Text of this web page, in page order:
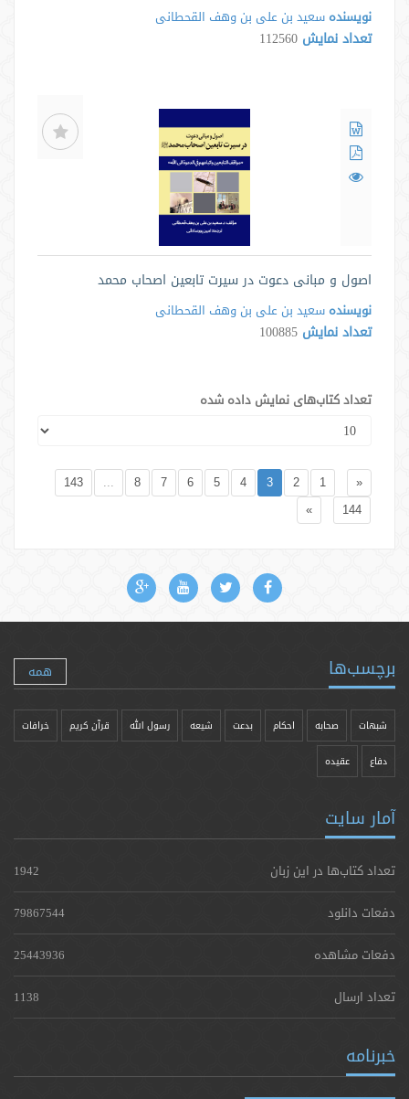
نویسنده سعید بن علی بن وهف القحطانی
تعداد نمایش 112560
اصول و مبانی دعوت در سیرت تابعین اصحاب محمد
نویسنده سعید بن علی بن وهف القحطانی
تعداد نمایش 100885
تعداد کتاب‌های نمایش داده شده
«
1
2
3
4
5
6
7
8
...
143
144
»
برچسب‌ها همه
شبهات صحابه احکام بدعت شیعه رسول الله قرآن کریم خرافات
دفاع عقیده
آمار سایت
تعداد کتاب‌ها در این زبان
1942
دفعات دانلود
79867544
دفعات مشاهده
25443936
تعداد ارسال
1138
خبرنامه